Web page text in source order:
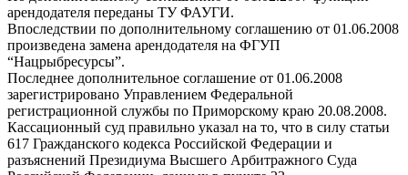
арендодателя переданы ТУ ФАУГИ.
Впоследствии по дополнительному соглашению от 01.06.2008
произведена замена арендодателя на ФГУП
“Нацрыбресурсы”.
Последнее дополнительное соглашение от 01.06.2008
зарегистрировано Управлением Федеральной
регистрационной службы по Приморскому краю 20.08.2008.
Кассационный суд правильно указал на то, что в силу статьи
617 Гражданского кодекса Российской Федерации и
разъяснений Президиума Высшего Арбитражного Суда